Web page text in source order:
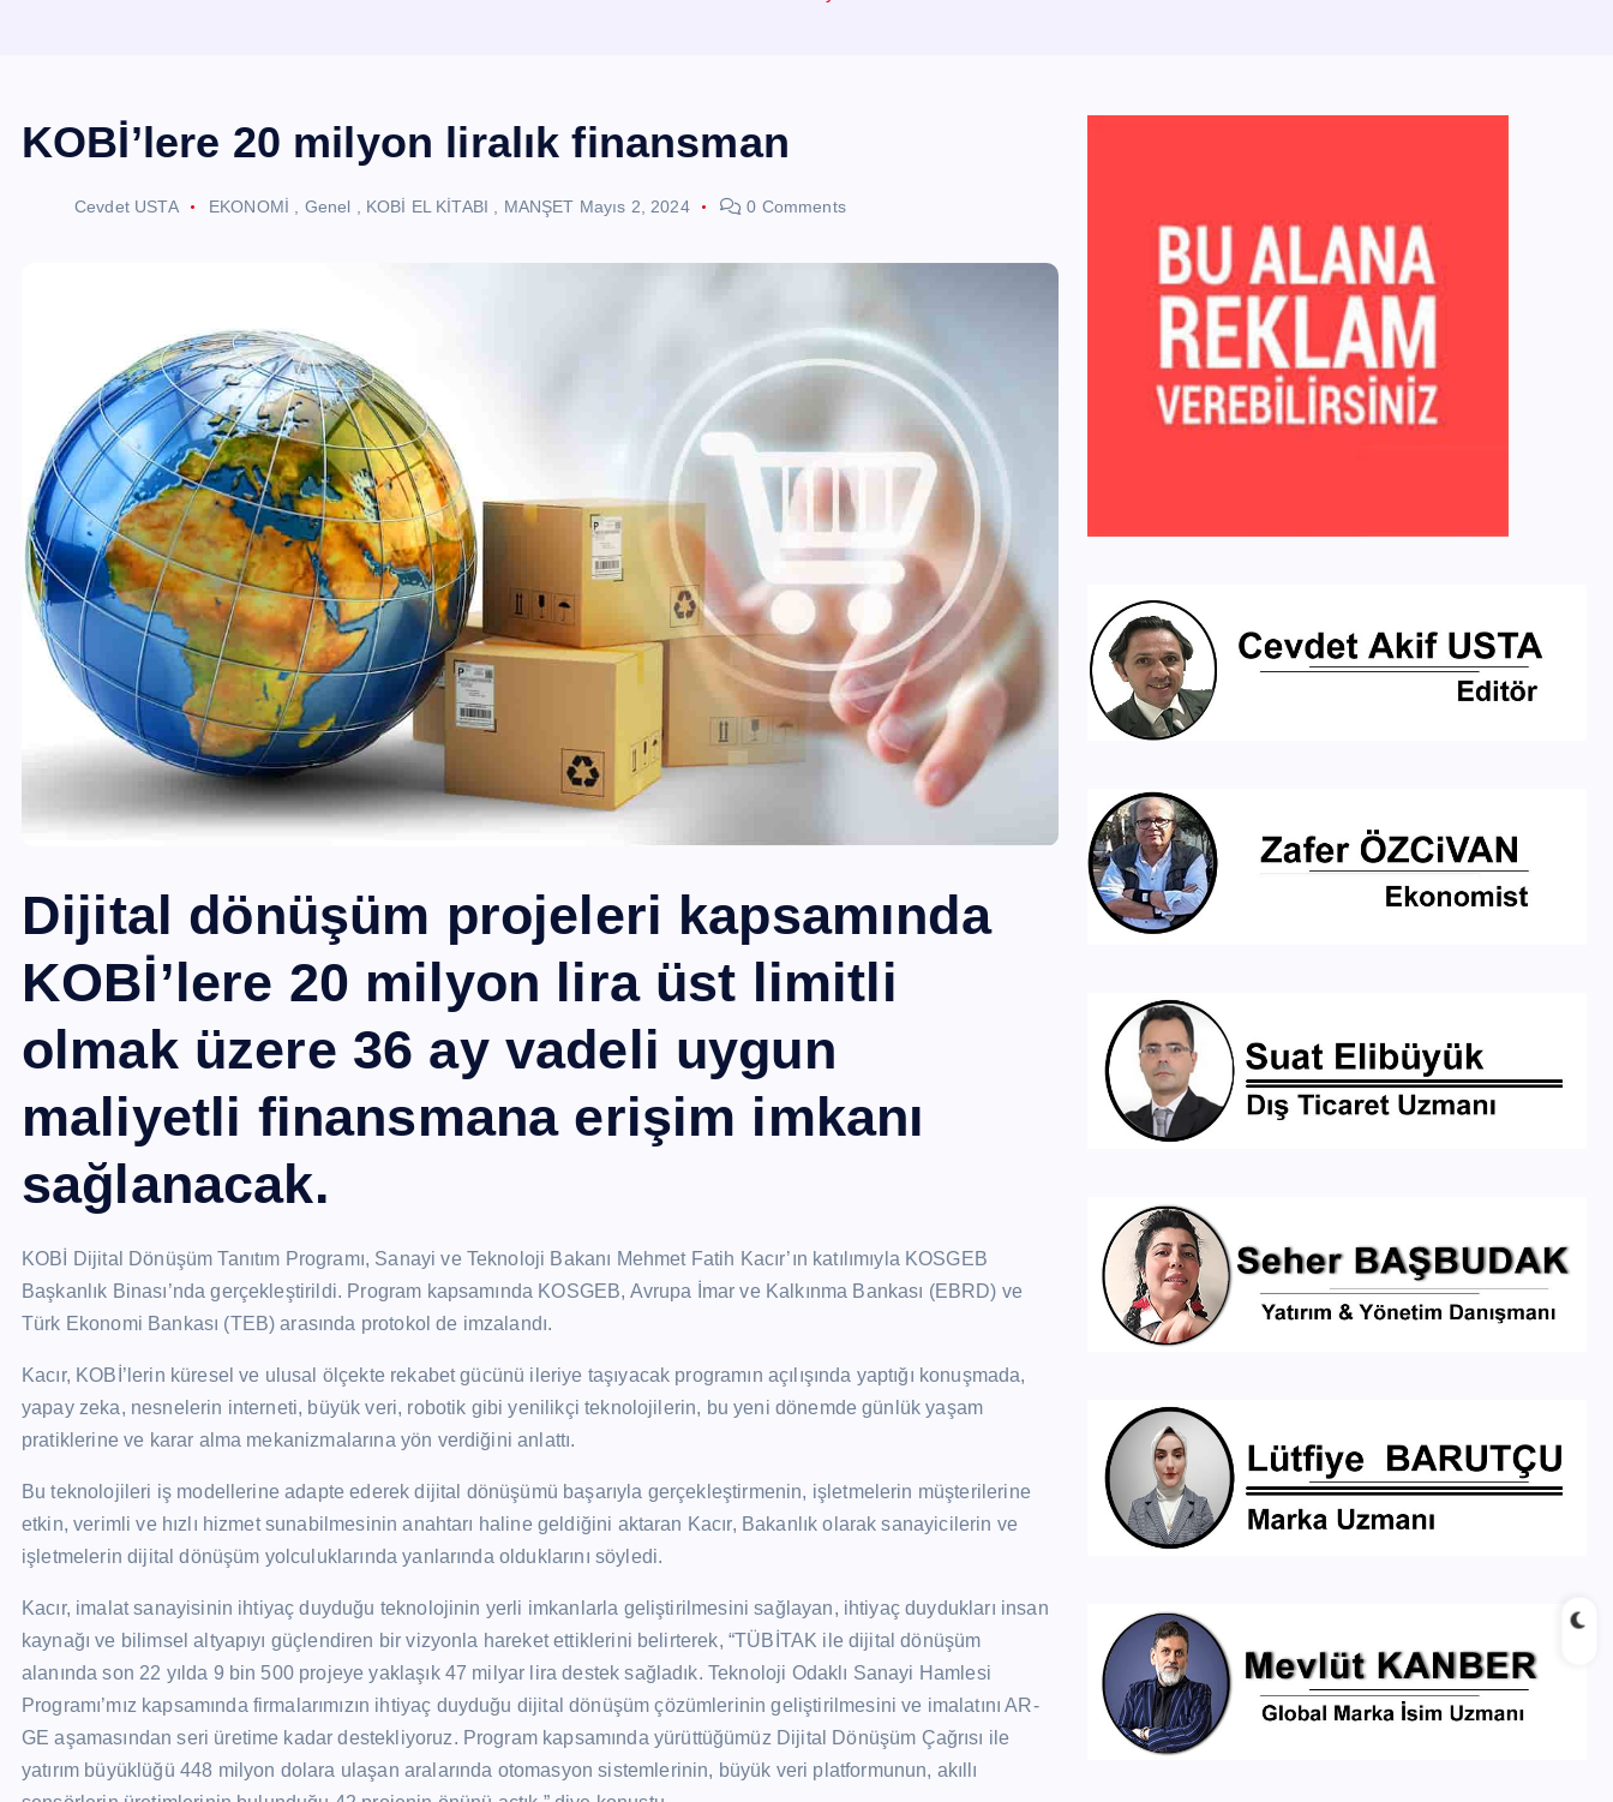
KOBİ’lere 20 milyon liralık finansman
Cevdet USTA EKONOMİ Genel KOBİ EL KİTABI MANŞET Mayıs 2, 2024 0 Comments
Dijital dönüşüm projeleri kapsamında
KOBİ’lere 20 milyon lira üst limitli
olmak üzere 36 ay vadeli uygun
maliyetli finansmana erişim imkanı
sağlanacak.
KOBİ Dijital Dönüşüm Tanıtım Programı, Sanayi ve Teknoloji Bakanı Mehmet Fatih Kacır’ın katılımıyla KOSGEB
Başkanlık Binası’nda gerçekleştirildi. Program kapsamında KOSGEB, Avrupa İmar ve Kalkınma Bankası (EBRD) ve
Türk Ekonomi Bankası (TEB) arasında protokol de imzalandı.
Kacır, KOBİ’lerin küresel ve ulusal ölçekte rekabet gücünü ileriye taşıyacak programın açılışında yaptığı konuşmada,
yapay zeka, nesnelerin interneti, büyük veri, robotik gibi yenilikçi teknolojilerin, bu yeni dönemde günlük yaşam
pratiklerine ve karar alma mekanizmalarına yön verdiğini anlattı.
Bu teknolojileri iş modellerine adapte ederek dijital dönüşümü başarıyla gerçekleştirmenin, işletmelerin müşterilerine
etkin, verimli ve hızlı hizmet sunabilmesinin anahtarı haline geldiğini aktaran Kacır, Bakanlık olarak sanayicilerin ve
işletmelerin dijital dönüşüm yolculuklarında yanlarında olduklarını söyledi.
Kacır, imalat sanayisinin ihtiyaç duyduğu teknolojinin yerli imkanlarla geliştirilmesini sağlayan, ihtiyaç duydukları insan
kaynağı ve bilimsel altyapıyı güçlendiren bir vizyonla hareket ettiklerini belirterek, “TÜBİTAK ile dijital dönüşüm
alanında son 22 yılda 9 bin 500 projeye yaklaşık 47 milyar lira destek sağladık. Teknoloji Odaklı Sanayi Hamlesi
Programı’mız kapsamında firmalarımızın ihtiyaç duyduğu dijital dönüşüm çözümlerinin geliştirilmesini ve imalatını AR-
GE aşamasından seri üretime kadar destekliyoruz. Program kapsamında yürüttüğümüz Dijital Dönüşüm Çağrısı ile
yatırım büyüklüğü 448 milyon dolara ulaşan aralarında otomasyon sistemlerinin, büyük veri platformunun, akıllı